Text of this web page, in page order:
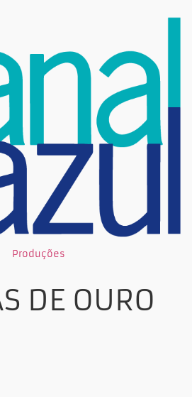
Produções
DE OURO